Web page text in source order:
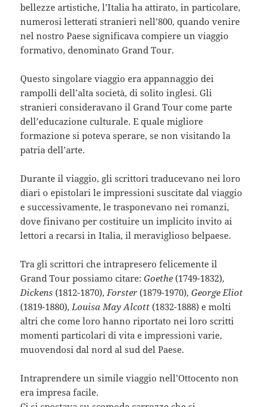
bellezze artistiche, l’Italia ha attirato, in particolare,
numerosi letterati stranieri nell’800, quando venire
nel nostro Paese significava compiere un viaggio
formativo, denominato Grand Tour.
Questo singolare viaggio era appannaggio dei
rampolli dell’alta società, di solito inglesi. Gli
stranieri consideravano il Grand Tour come parte
dell’educazione culturale. E quale migliore
formazione si poteva sperare, se non visitando la
patria dell’arte.
Durante il viaggio, gli scrittori traducevano nei loro
diari o epistolari le impressioni suscitate dal viaggio
e successivamente, le trasponevano nei romanzi,
dove finivano per costituire un implicito invito ai
lettori a recarsi in Italia, il meraviglioso belpaese.
Tra gli scrittori che intrapresero felicemente il
Grand Tour possiamo citare:Goethe (1749-1832),
Dickens (1812-1870), Forster (1879-1970),George Eliot
(1819-1880), Louisa May Alcott (1832-1888) e molti
altri che come loro hanno riportato nei loro scritti
momenti particolari di vita e impressioni varie,
muovendosi dal nord al sud del Paese.
Intraprendere un simile viaggio nell’Ottocento non
era impresa facile.